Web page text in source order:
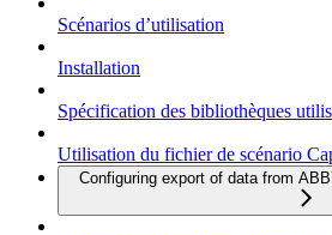
Scénarios d’utilisation
Installation
Spécification des bibliothèques
Utilisation du fichier de scénario
Configuring export of data from